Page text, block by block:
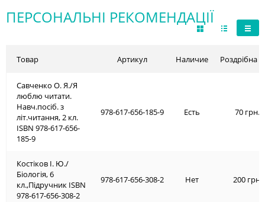
ПЕРСОНАЛЬНІ РЕКОМЕНДАЦІЇ
Товар
Савченко О. Я./Я
люблю читати.
Навч.посіб. з
літ.читання, 2 кл.
ISBN 978-617-656-
185-9
Костіков І. Ю./
Біологія, 6
кл.,Підручник ISBN
978-617-656-308-2
Артикул Наличие Роздрібна
978-617-656-185-9 Есть 70 грн.
978-617-656-308-2 Нет 200 грн.